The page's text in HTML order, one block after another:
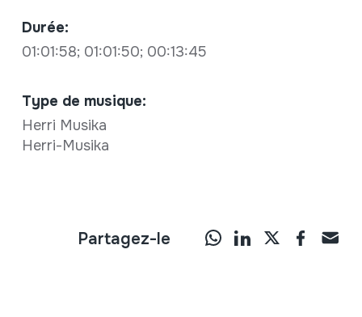
Durée:
01:01:58; 01:01:50; 00:13:45
Type de musique:
Herri Musika
Herri-Musika
Partagez-le